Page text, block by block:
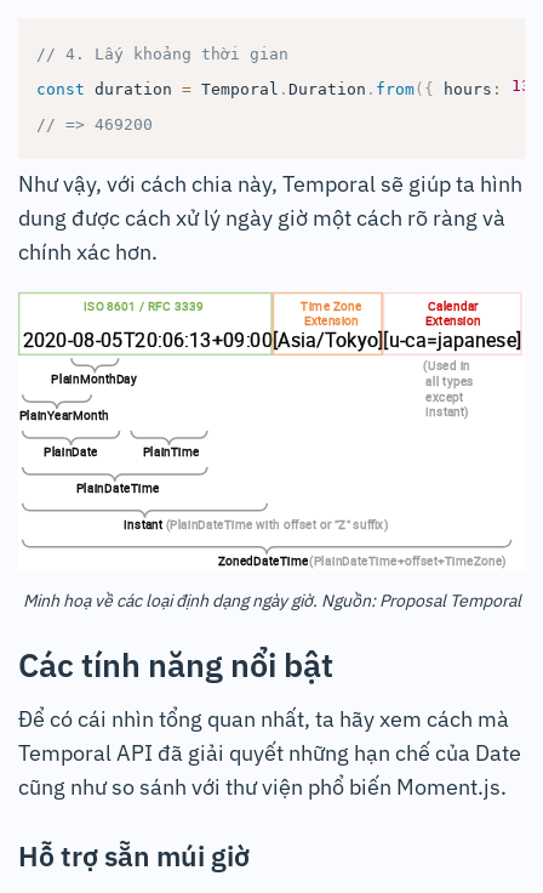
// 4. Lấy khoảng thời gian
const duration = Temporal . Duration . from( { hours : 130
// => 469200
Như vậy, với cách chia này, Temporal sẽ giúp ta hình
dung được cách xử lý ngày giờ một cách rõ ràng và
chính xác hơn.
Minh hoạ về các loại định dạng ngày giờ. Nguồn: Proposal Temporal
Các tính năng nổi bật
Để có cái nhìn tổng quan nhất, ta hãy xem cách mà
Temporal API đã giải quyết những hạn chế của Date
cũng như so sánh với thư viện phổ biến Moment.js.
Hỗ trợ sẵn múi giờ